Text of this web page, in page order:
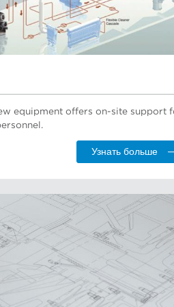
equipment offers on-site support
Узнать больше